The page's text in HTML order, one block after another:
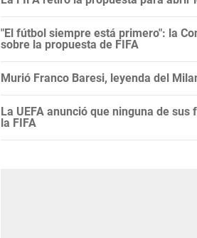
"El fútbol siempre está primero": la
sobre la propuesta de FIFA
Murió Franco Baresi, leyenda del
La UEFA anunció que ninguna de
la FIFA